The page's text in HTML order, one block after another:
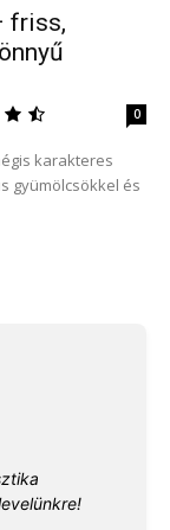
friss,
0
karakteres
gyümölcsökkel és